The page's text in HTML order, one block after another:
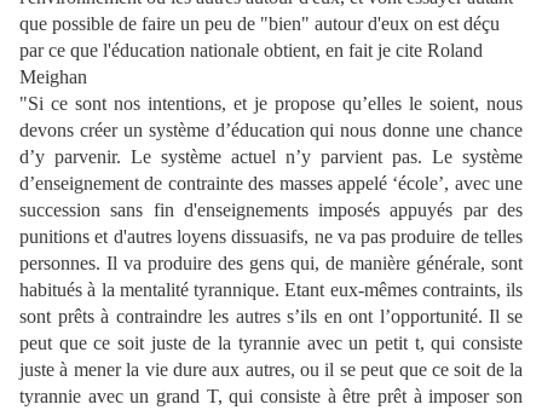
que possible de faire un peu de "bien" autour d'eux on est déçu
par ce que l'éducation nationale obtient, en fait je cite Roland
Meighan
"Si ce sont nos intentions, et je propose qu’elles le soient, nous
devons créer un système d’éducation qui nous donne une chance
d’y parvenir. Le système actuel n’y parvient pas. Le système
d’enseignement de contrainte des masses appelé ‘école’, avec une
succession sans fin d'enseignements imposés appuyés par des
punitions et d'autres loyens dissuasifs, ne va pas produire de telles
personnes. Il va produire des gens qui, de manière générale, sont
habitués à la mentalité tyrannique. Etant eux-mêmes contraints, ils
sont prêts à contraindre les autres s’ils en ont l’opportunité. Il se
peut que ce soit juste de la tyrannie avec un petit t, qui consiste
juste à mener la vie dure aux autres, ou il se peut que ce soit de la
tyrannie avec un grand T, qui consiste à être prêt à imposer son